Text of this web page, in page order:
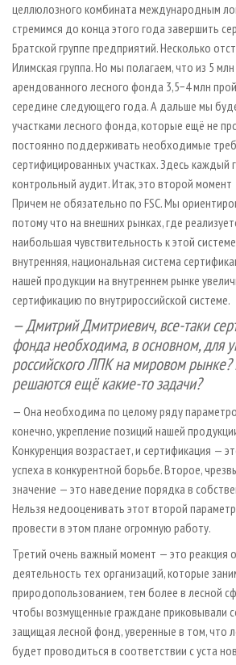
целлюлозного комбината международным
стремимся до конца этого года завершить
Братской группе предприятий. Несколько
Илимская группа. Но мы полагаем, что из 5
арендованного лесного фонда 3,5−4 млн
середине следующего года. А дальше мы
участками лесного фонда, которые ещё не
постоянно поддерживать необходимые
сертифицированных участках. Здесь каждый
контрольный аудит. Итак, это второй
Причем не обязательно по FSC. Мы
потому что на внешних рынках, где
наибольшая чувствительность к этой
внутренняя, национальная система
нашей продукции на внутреннем рынке
сертификацию по внутрироссийской системе.
— Дмитрий Дмитриевич, все-таки
фонда необходима, в основном, для
российского ЛПК на мировом
решаются ещё какие-то задачи?
— Она необходима по целому ряду
конечно, укрепление позиций нашей
Конкуренция возрастает, и сертификация —
успеха в конкурентной борьбе. Второе,
значение — это наведение порядка в
Нельзя недооценивать этот второй
провести в этом плане огромную работу.
Третий очень важный момент — это реакция
деятельность тех организаций, которые
природопользованием, тем более в лесной
чтобы возмущенные граждане приковывали
защищая лесной фонд, уверенные в том, что
будет проводиться в соответствии с уста